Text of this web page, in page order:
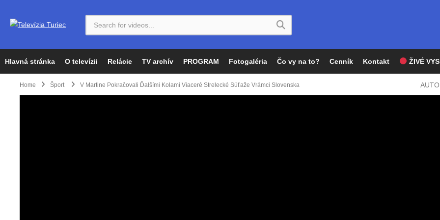
Hlavná stránka O televízii Relácie TV archív PROGRAM Fotogaléria Čo vy na to? Cenník Kontakt ŽIVÉ
Home Šport V Martine Pokračovali Ďalšími Kolami Viaceré Strelecké Súťaže Vrámci Slovenska